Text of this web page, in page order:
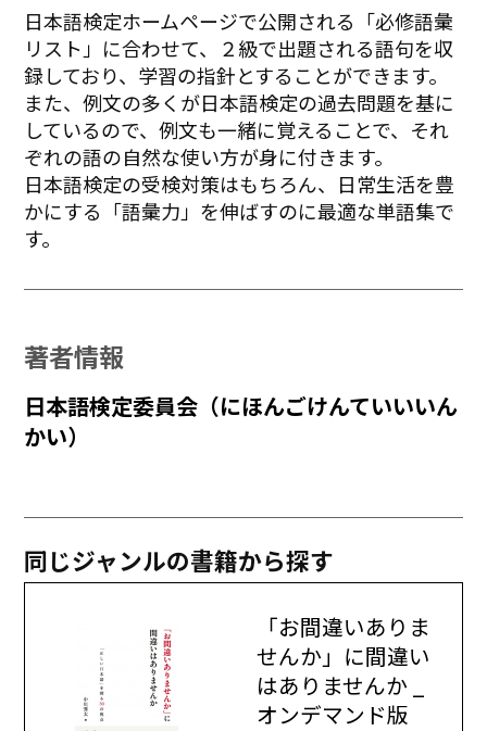
日本語検定ホームページで公開される「必修語彙
リスト」に合わせて、２級で出題される語句を収
録しており、学習の指針とすることができます。
また、例文の多くが日本語検定の過去問題を基に
しているので、例文も一緒に覚えることで、それ
ぞれの語の自然な使い方が身に付きます。
日本語検定の受検対策はもちろん、日常生活を豊
かにする「語彙力」を伸ばすのに最適な単語集で
す。
著者情報
日本語検定委員会（にほんごけんていいいん
かい）
同じジャンルの書籍から探す
「お間違いありま
せんか」に間違い
はありませんか _
オンデマンド版